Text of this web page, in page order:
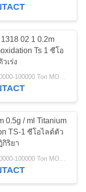
ครื่อง
10
ล
58
02 1 0.2m
Ts 1 ซีโอ
เร่ง
USD40000-100000 Ton MOQ:1 กก
0.5g / ml Titanium
TS-1 ซีโอไลต์ตัว
กิริยา